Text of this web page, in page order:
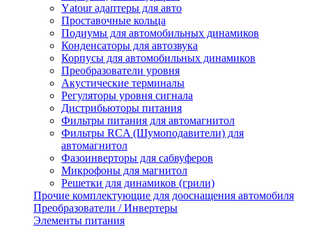
Yаtour адаптеры для авто
Проставочные кольца
Подиумы для автомобильных динамиков
Конденсаторы для автозвука
Корпусы для автомобильных динамиков
Преобразователи уровня
Акустические терминалы
Регуляторы уровня сигнала
Дистрибьюторы питания
Фильтры питания для автомагнитол
Фильтры RCA (Шумоподавители) для
автомагнитол
Фазоинверторы для сабвуферов
Микрофоны для магнитол
Решетки для динамиков (грили)
Прочие комплектующие для дооснащения автомобиля
Преобразователи / Инвертеры
Элементы питания